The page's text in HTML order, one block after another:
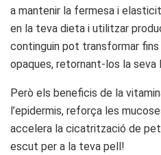
a mantenir la fermesa i
en la teva dieta i utilitzar
continguin pot transformar
opaques, retornant-los la
Però els beneficis de la
l’epidermis, reforça les
accelera la cicatrització de
escut per a la teva pell!